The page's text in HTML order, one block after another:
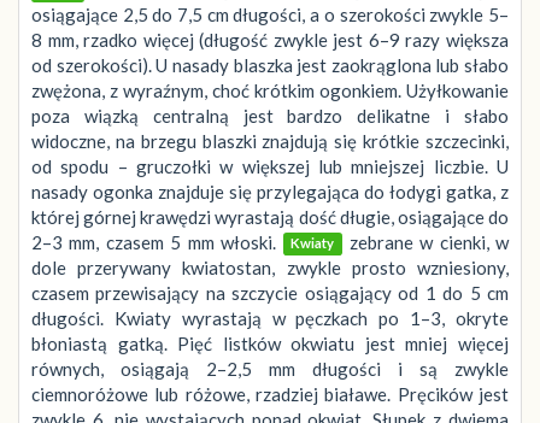
osiągające 2,5 do 7,5 cm długości, a o szerokości zwykle 5–
8 mm, rzadko więcej (długość zwykle jest 6–9 razy większa
od szerokości). U nasady blaszka jest zaokrąglona lub słabo
zwężona, z wyraźnym, choć krótkim ogonkiem. Użyłkowanie
poza wiązką centralną jest bardzo delikatne i słabo
widoczne, na brzegu blaszki znajdują się krótkie szczecinki,
od spodu – gruczołki w większej lub mniejszej liczbie. U
nasady ogonka znajduje się przylegająca do łodygi gatka, z
której górnej krawędzi wyrastają dość długie, osiągające do
2–3 mm, czasem 5 mm włoski.
Kwiaty
zebrane w cienki, w
dole przerywany kwiatostan, zwykle prosto wzniesiony,
czasem przewisający na szczycie osiągający od 1 do 5 cm
długości. Kwiaty wyrastają w pęczkach po 1–3, okryte
błoniastą gatką. Pięć listków okwiatu jest mniej więcej
równych, osiągają 2–2,5 mm długości i są zwykle
ciemnoróżowe lub różowe, rzadziej białawe. Pręcików jest